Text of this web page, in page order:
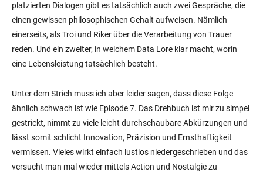
platzierten Dialogen gibt es tatsächlich auch zwei Gespräche, die
einen gewissen philosophischen Gehalt aufweisen. Nämlich
einerseits, als Troi und Riker über die Verarbeitung von Trauer
reden. Und ein zweiter, in welchem Data Lore klar macht, worin
eine Lebensleistung tatsächlich besteht.
Unter dem Strich muss ich aber leider sagen, dass diese Folge
ähnlich schwach ist wie Episode 7. Das Drehbuch ist mir zu simpel
gestrickt, nimmt zu viele leicht durchschaubare Abkürzungen und
lässt somit schlicht Innovation, Präzision und Ernsthaftigkeit
vermissen. Vieles wirkt einfach lustlos niedergeschrieben und das
versucht man mal wieder mittels Action und Nostalgie zu